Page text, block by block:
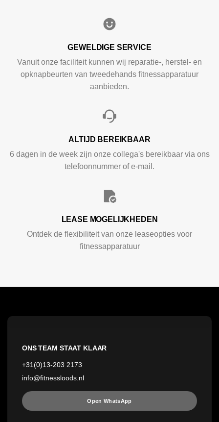
GEWELDIGE SERVICE
Vanuit onze faciliteit kunnen wij reparatie-, herstel- en
opknapbeurten van tweedehands fitnessapparatuur
aanbieden.
ALTIJD BEREIKBAAR
6 dagen in de week zijn onze collega's bereikbaar via ons
telefoonnummer of e-mail.
LEASE MOGELIJKHEDEN
Ontdek de flexibiliteit van onze leaseopties voor
fitnessapparatuur
ONS TEAM STAAT KLAAR
+31(0)13-203 2173
info@fitnessloods.nl
Open WhatsApp